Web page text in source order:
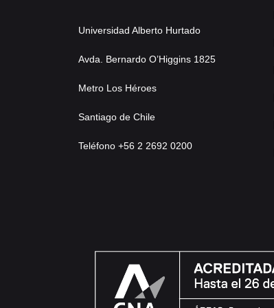
Universidad Alberto Hurtado
Avda. Bernardo O’Higgins 1825
Metro Los Héroes
Santiago de Chile
Teléfono +56 2 2692 0200